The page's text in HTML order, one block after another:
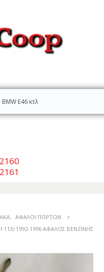
, ΑΦΑΛΟΊ ΠΟΡΤΏΝ
113) 1992-1996 ΑΦΑΛΟΣ ΒΕΝΖΙΝΗΣ